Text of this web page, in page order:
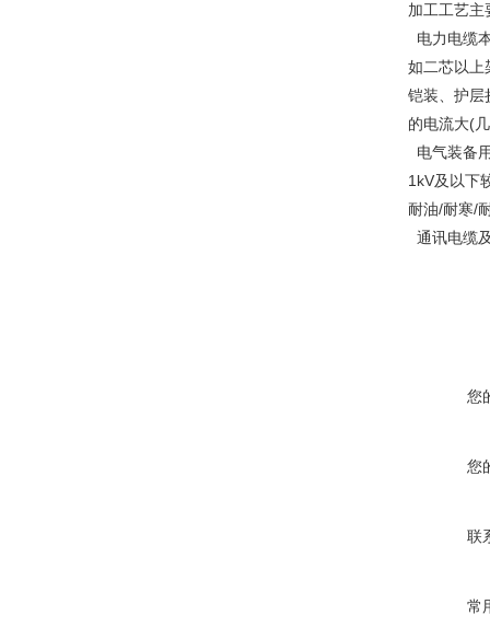
加工工艺主
电力电缆
如二芯以上
铠装、护层
的电流大(
电气装备
1kV及以下
耐油/耐寒/
通讯电缆
您
您
联
常